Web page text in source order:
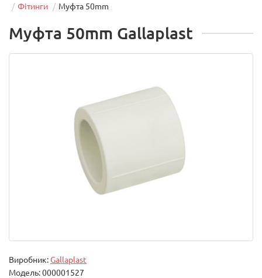
Фітинги
Муфта 50mm
Муфта 50mm Gallaplast
Виробник:Gallaplast
Модель:000001527